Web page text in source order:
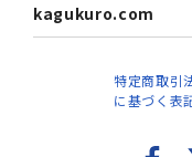
kagukuro.com
特定商取引
に基づく表